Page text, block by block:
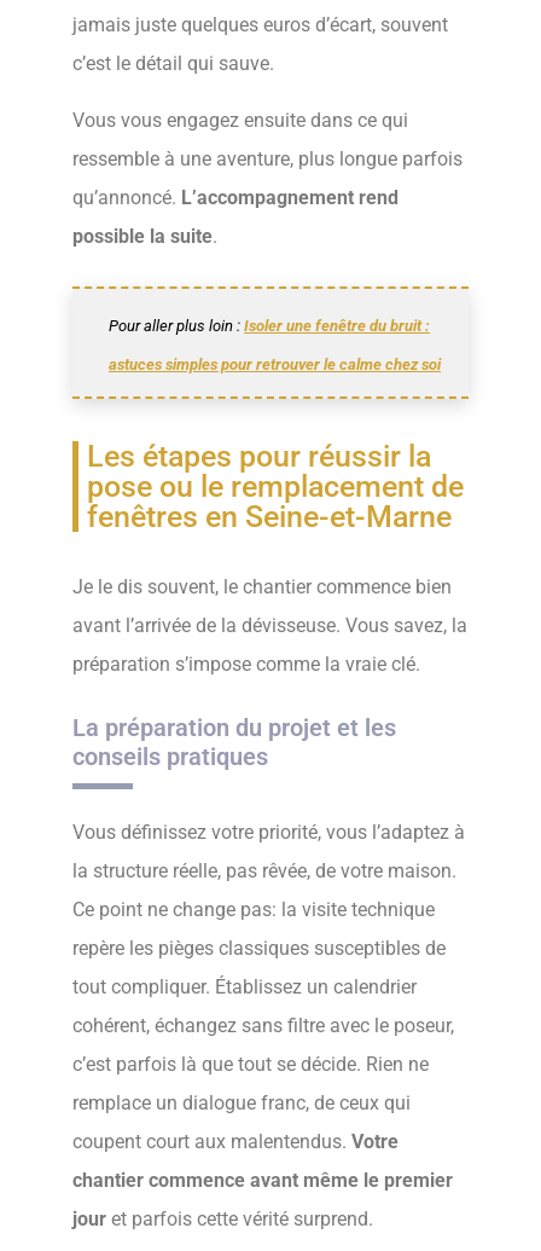
jamais juste quelques euros d’écart, souvent
c’est le détail qui sauve.
Vous vous engagez ensuite dans ce qui
ressemble à une aventure, plus longue parfois
qu’annoncé. L’accompagnement rend
possible la suite.
Pour aller plus loin : Isoler une fenêtre du bruit :
astuces simples pour retrouver le calme chez soi
Les étapes pour réussir la
pose ou le remplacement de
fenêtres en Seine-et-Marne
Je le dis souvent, le chantier commence bien
avant l’arrivée de la dévisseuse. Vous savez, la
préparation s’impose comme la vraie clé.
La préparation du projet et les
conseils pratiques
Vous définissez votre priorité, vous l’adaptez à
la structure réelle, pas rêvée, de votre maison.
Ce point ne change pas: la visite technique
repère les pièges classiques susceptibles de
tout compliquer. Établissez un calendrier
cohérent, échangez sans filtre avec le poseur,
c’est parfois là que tout se décide. Rien ne
remplace un dialogue franc, de ceux qui
coupent court aux malentendus. Votre
chantier commence avant même le premier
jour et parfois cette vérité surprend.